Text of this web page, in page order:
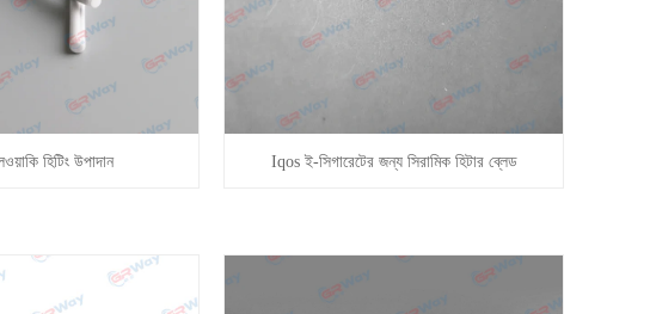
হিটিং উপাদান Iqos ই-সিগারেটের জন্য সিরামিক হিটার ব্লেড